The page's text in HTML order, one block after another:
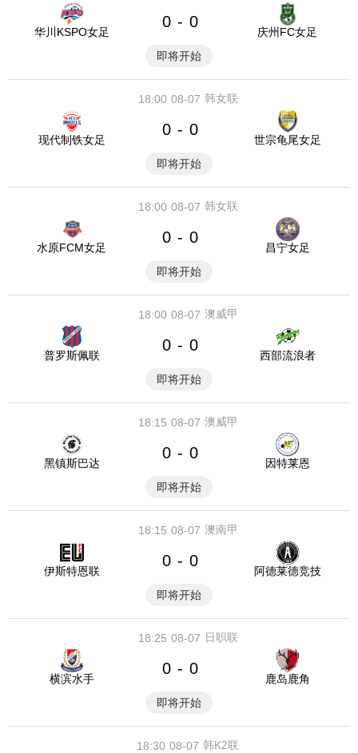
华川KSPO女足
0 - 0
庆州FC女足
即将开始
08-07
18:00 韩女联
现代制铁女足
0 - 0
世宗龟尾女足
即将开始
08-07
18:00 韩女联
水原FCM女足
0 - 0
昌宁女足
即将开始
08-07
18:00 澳威甲
普罗斯佩联
0 - 0
西部流浪者
即将开始
08-07
18:15 澳威甲
黑镇斯巴达
0 - 0
因特莱恩
即将开始
08-07
18:15 澳南甲
伊斯特恩联
0 - 0
阿德莱德竞技
即将开始
08-07
18:25 日职联
横滨水手
0 - 0
鹿岛鹿角
即将开始
08-07
18:30 韩K2联